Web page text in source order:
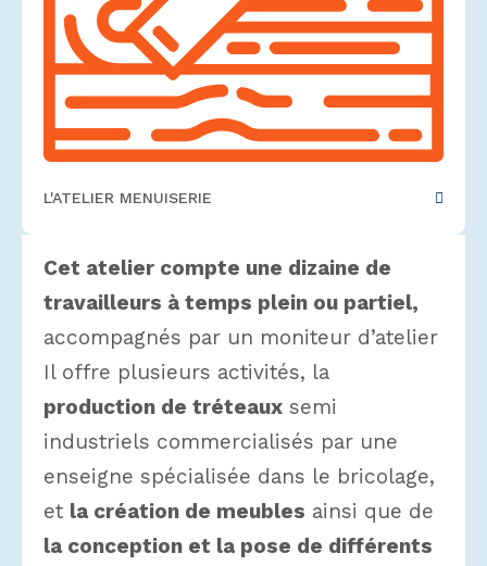
L'ATELIER MENUISERIE
Cet atelier compte une dizaine de
travailleurs à temps plein ou partiel,
accompagnés par un moniteur d’atelier
Il offre plusieurs activités, la
production de tréteaux semi
industriels commercialisés par une
enseigne spécialisée dans le bricolage,
et la création de meubles ainsi que de
la conception et la pose de différents